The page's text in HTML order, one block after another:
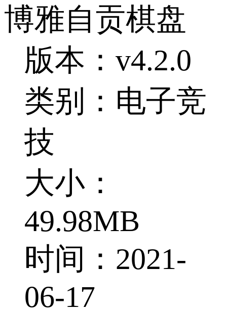
博雅自贡棋盘
版本：v4.2.0
类别：电子竞
技
大小：
49.98MB
时间：2021-
06-17